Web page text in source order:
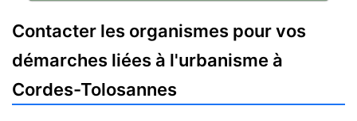
Contacter les organismes pour vos
démarches liées à l'urbanisme à
Cordes-Tolosannes